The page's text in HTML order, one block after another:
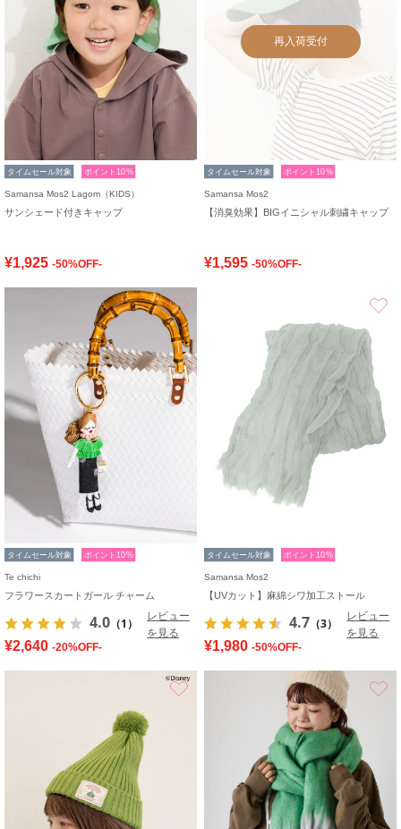
タイムセール対象 ポイント10%
Samansa Mos2 Lagom（KIDS）
サンシェード付きキャップ
¥1,925 -50%OFF-
再入荷受付
タイムセール対象 ポイント10%
Samansa Mos2
【消臭効果】BIGイニシャル刺繍キャップ
¥1,595 -50%OFF-
タイムセール対象 ポイント10%
Te chichi
フラワースカートガール チャーム
4.0 （1）
レビュー
を見る
¥2,640 -20%OFF-
タイムセール対象 ポイント10%
Samansa Mos2
【UVカット】麻綿シワ加工ストール
4.7 （3）
レビュー
を見る
¥1,980 -50%OFF-